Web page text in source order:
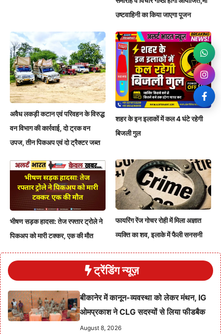
उष्टवाहिनी का किया जाएगा पूजन
अवैध लकड़ी कटान एवं परिवहन के विरुद्ध
वन विभाग की कार्रवाई, दो ट्रक वन
उपज, तीन पिकअप एवं दो ट्रैक्टर जब्त
शहर के इन इलाकों में कल 4 घंटे रहेगी
बिजली गुल
भीषण सड़क हादसा: तेज रफ्तार ट्रोले ने
पिकअप को मारी टक्कर, एक की मौत
फायरिंग रेंज गोचर रोही में मिला अज्ञात
व्यक्ति का शव, इलाके में फैली सनसनी
ट्रेंडिंग न्यूज़
बीकानेर में कानून-व्यवस्था को लेकर मंथन, IG
ओमप्रकाश ने CLG सदस्यों से लिया फीडबैक
August 8, 2026